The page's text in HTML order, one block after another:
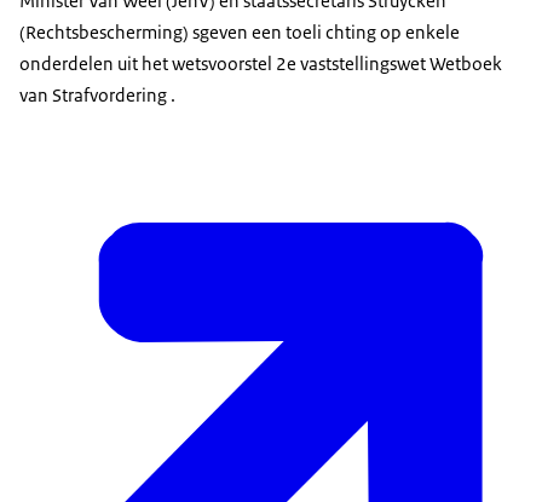
(Rechtsbescherming) sgeven een toeli chting op enkele
onderdelen uit het wetsvoorstel 2e vaststellingswet Wetboek
van Strafvordering .